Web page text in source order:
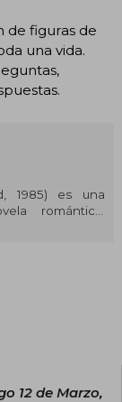
de figuras de
una vida.
1985) es una
romántica,
literario,
una narrativa
12 de Marzo,